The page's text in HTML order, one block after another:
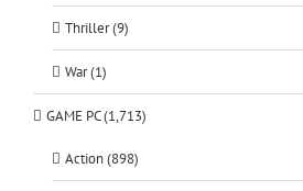
Thriller (9)
War (1)
GAME PC (1,713)
Action (898)